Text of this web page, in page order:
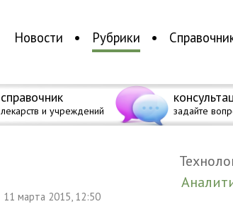
Новости Рубрики
справочник
лекарств и учреждений задайте
11 марта 2015, 12:50